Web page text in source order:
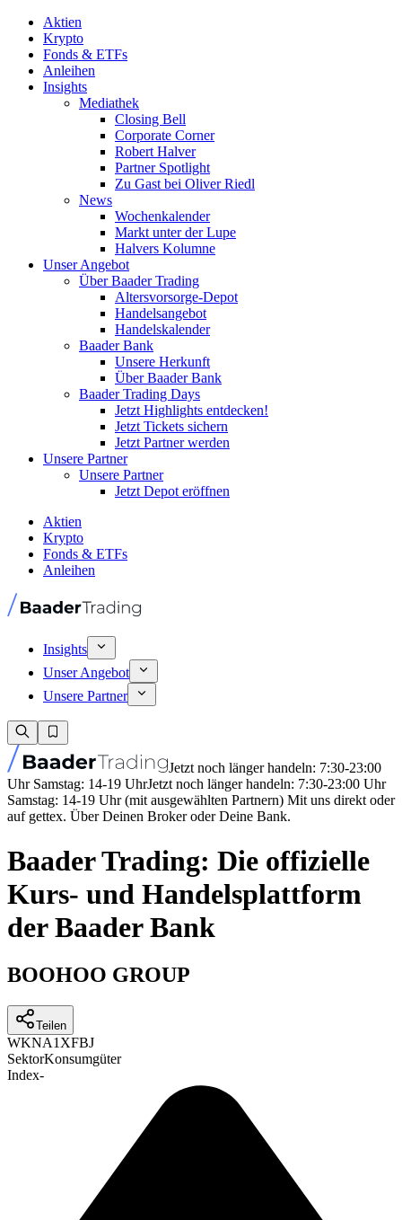
Aktien
Krypto
Fonds & ETFs
Anleihen
Insights
Mediathek
Closing Bell
Corporate Corner
Robert Halver
Partner Spotlight
Zu Gast bei Oliver Riedl
News
Wochenkalender
Markt unter der Lupe
Halvers Kolumne
Unser Angebot
Über Baader Trading
Altersvorsorge-Depot
Handelsangebot
Handelskalender
Baader Bank
Unsere Herkunft
Über Baader Bank
Baader Trading Days
Jetzt Highlights entdecken!
Jetzt Tickets sichern
Jetzt Partner werden
Unsere Partner
Unsere Partner
Jetzt Depot eröffnen
Aktien
Krypto
Fonds & ETFs
Anleihen
Insights
Unser Angebot
Unsere Partner
Jetzt noch länger handeln: 7:30-23:00
Uhr Samstag: 14-19 UhrJetzt noch länger handeln: 7:30-23:00 Uhr
Samstag: 14-19 Uhr (mit ausgewählten Partnern) Mit uns direkt oder
auf gettex. Über Deinen Broker oder Deine Bank.
Baader Trading: Die offizielle
Kurs- und Handelsplattform
der Baader Bank
BOOHOO GROUP
Teilen
WKNA1XFBJ
SektorKonsumgüter
Index-